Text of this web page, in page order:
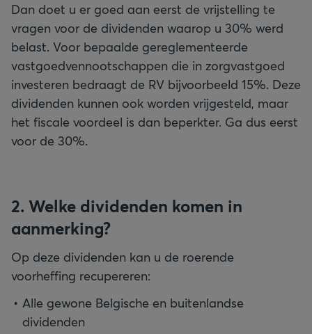
Dan doet u er goed aan eerst de vrijstelling te
vragen voor de dividenden waarop u 30% werd
belast. Voor bepaalde gereglementeerde
vastgoedvennootschappen die in zorgvastgoed
investeren bedraagt de RV bijvoorbeeld 15%. Deze
dividenden kunnen ook worden vrijgesteld, maar
het fiscale voordeel is dan beperkter. Ga dus eerst
voor de 30%.
2. Welke dividenden komen in
aanmerking?
Op deze dividenden kan u de roerende
voorheffing recupereren:
Alle gewone Belgische en buitenlandse
dividenden